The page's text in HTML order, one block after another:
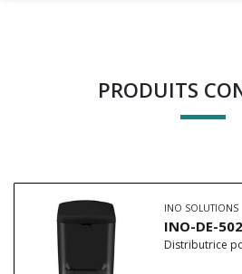
PRODUITS
INO SOLUTIONS
INO-DE-
Distributrice